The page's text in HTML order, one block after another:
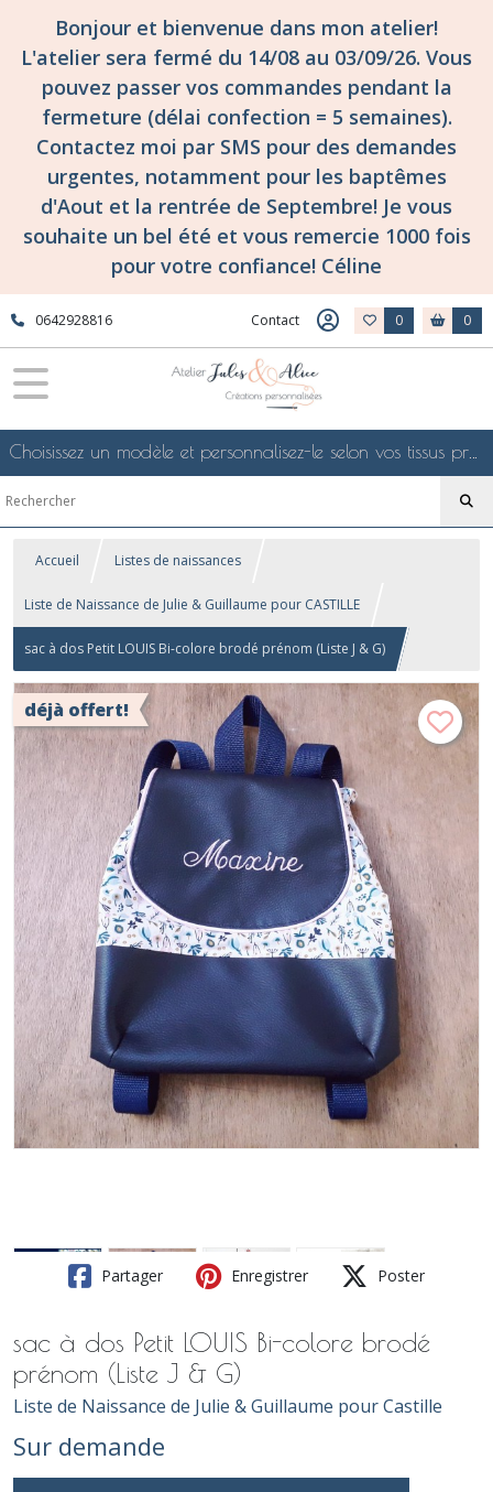
Bonjour et bienvenue dans mon atelier!
L'atelier sera fermé du 14/08 au 03/09/26. Vous
pouvez passer vos commandes pendant la
fermeture (délai confection = 5 semaines).
Contactez moi par SMS pour des demandes
urgentes, notamment pour les baptêmes
d'Aout et la rentrée de Septembre! Je vous
souhaite un bel été et vous remercie 1000 fois
pour votre confiance! Céline
0642928816 Contact 0 0
Choisissez un modèle et personnalisez-le selon vos tissus préférés de mes collections en ligne, je le confectionnerai selon vos souhaits
Accueil Listes de naissances
Liste de Naissance de Julie & Guillaume pour CASTILLE
sac à dos Petit LOUIS Bi-colore brodé prénom (Liste J & G)
déjà offert!
Partager Enregistrer Poster
sac à dos Petit LOUIS Bi-colore brodé
prénom (Liste J & G)
Liste de Naissance de Julie & Guillaume pour Castille
Sur demande